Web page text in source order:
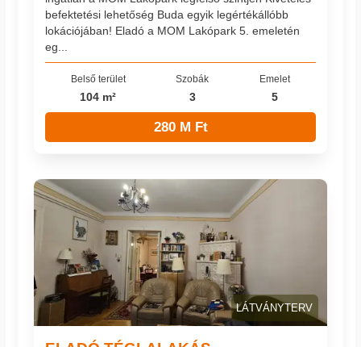
befektetési lehetőség Buda egyik legértékállóbb
lokációjában! Eladó a MOM Lakópark 5. emeletén
eg...
Belső terület
104 m²
Szobák
3
Emelet
5
280 M Ft
LÁTVÁNYTERV